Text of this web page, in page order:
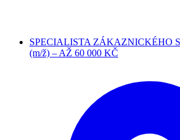
SPECIALISTA ZÁKAZNICKÉHO
(m/ž) – AŽ 60 000 KČ